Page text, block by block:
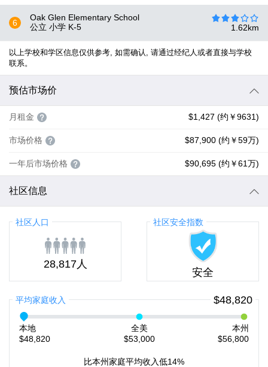
6
Oak Glen Elementary School
公立 小学 K-5 1.62km
以上学校和学区信息仅供参考, 如需确认, 请通过经纪人或者直接与学校
联系。
预估市场价
月租金 $1,427 (约￥9631)
市场价格 $87,900 (约￥59万)
一年后市场价格 $90,695 (约￥61万)
社区信息
社区人口
28,817人
社区安全指数
安全
平均家庭收入 $48,820
本地
$48,820
全美
$53,000
本州
$56,800
比本州家庭平均收入低14%